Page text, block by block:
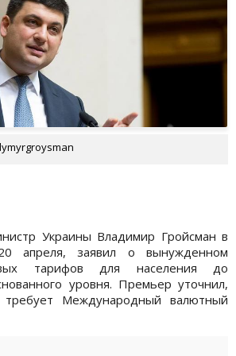
Украины Владимир Гройсман в
апреля, заявил о вынужденном
тарифов для населения до
уровня. Премьер уточнил,
требует Международный валютный